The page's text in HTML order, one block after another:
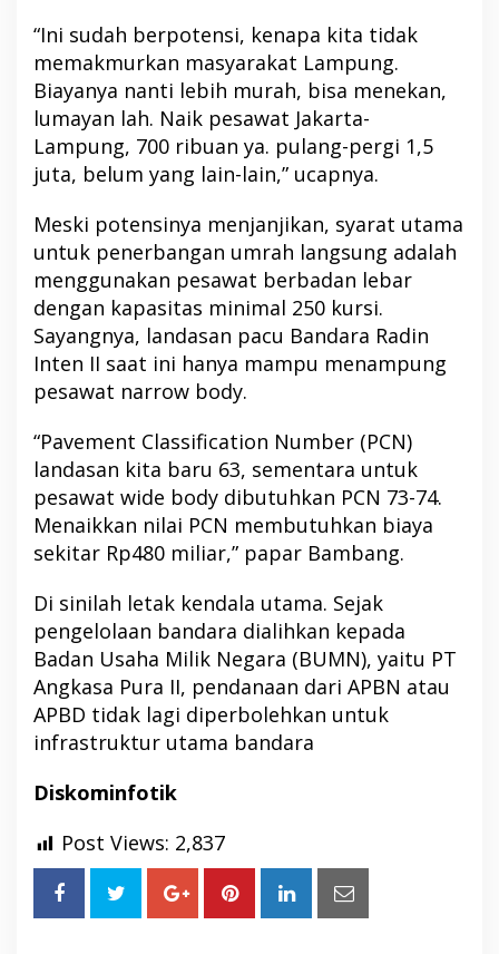
“Ini sudah berpotensi, kenapa kita tidak
memakmurkan masyarakat Lampung.
Biayanya nanti lebih murah, bisa menekan,
lumayan lah. Naik pesawat Jakarta-
Lampung, 700 ribuan ya. pulang-pergi 1,5
juta, belum yang lain-lain,” ucapnya.
Meski potensinya menjanjikan, syarat utama
untuk penerbangan umrah langsung adalah
menggunakan pesawat berbadan lebar
dengan kapasitas minimal 250 kursi.
Sayangnya, landasan pacu Bandara Radin
Inten II saat ini hanya mampu menampung
pesawat narrow body.
“Pavement Classification Number (PCN)
landasan kita baru 63, sementara untuk
pesawat wide body dibutuhkan PCN 73-74.
Menaikkan nilai PCN membutuhkan biaya
sekitar Rp480 miliar,” papar Bambang.
Di sinilah letak kendala utama. Sejak
pengelolaan bandara dialihkan kepada
Badan Usaha Milik Negara (BUMN), yaitu PT
Angkasa Pura II, pendanaan dari APBN atau
APBD tidak lagi diperbolehkan untuk
infrastruktur utama bandara
Diskominfotik
Post Views: 2,837